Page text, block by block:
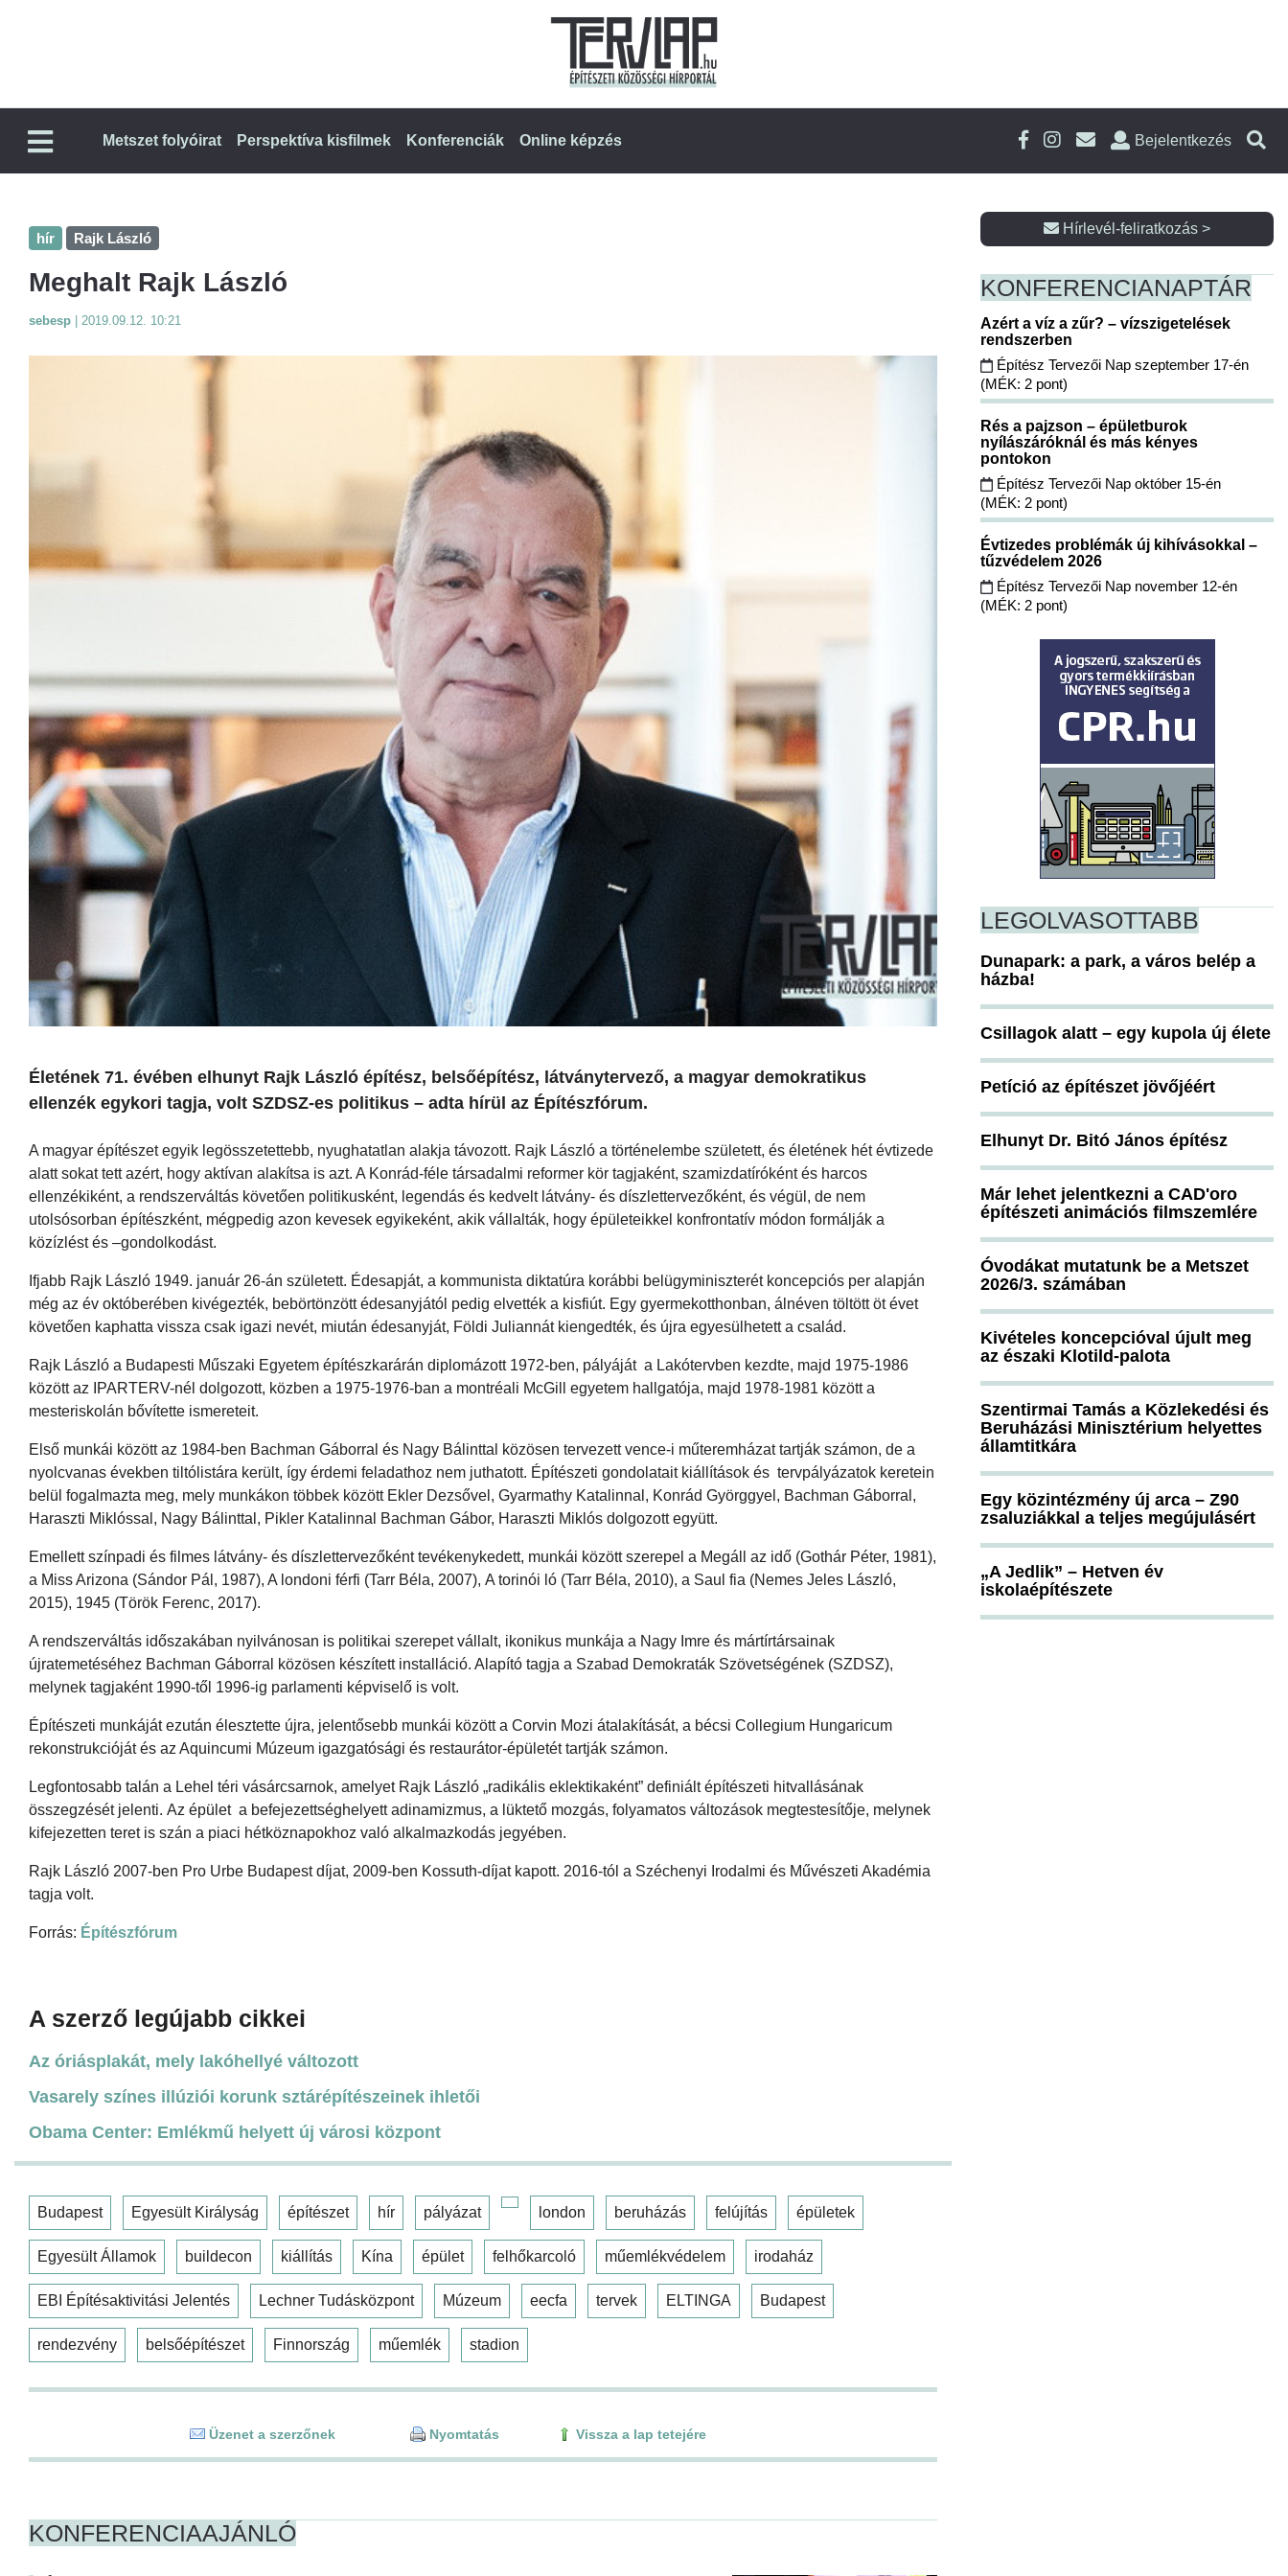
Metszet folyóirat Perspektíva kisfilmek Konferenciák Online képzés Bejelentkezés
hír Rajk László
Meghalt Rajk László
sebesp 2019.09.12. 10:21
Életének 71. évében elhunyt Rajk László építész, belsőépítész, látványtervező, a magyar demokratikus
ellenzék egykori tagja, volt SZDSZ-es politikus – adta hírül az Építészfórum.
A magyar építészet egyik legösszetettebb, nyughatatlan alakja távozott. Rajk László a történelembe született, és életének hét évtizede
alatt sokat tett azért, hogy aktívan alakítsa is azt. A Konrád-féle társadalmi reformer kör tagjaként, szamizdatíróként és harcos
ellenzékiként, a rendszerváltás követően politikusként, legendás és kedvelt látvány- és díszlettervezőként, és végül, de nem
utolsósorban építészként, mégpedig azon kevesek egyikeként, akik vállalták, hogy épületeikkel konfrontatív módon formálják a
közízlést és –gondolkodást.
Ifjabb Rajk László 1949. január 26-án született. Édesapját, a kommunista diktatúra korábbi belügyminiszterét koncepciós per alapján
még az év októberében kivégezték, bebörtönzött édesanyjától pedig elvették a kisfiút. Egy gyermekotthonban, álnéven töltött öt évet
követően kaphatta vissza csak igazi nevét, miután édesanyját, Földi Juliannát kiengedték, és újra egyesülhetett a család.
Rajk László a Budapesti Műszaki Egyetem építészkarárán diplomázott 1972-ben, pályáját a Lakótervben kezdte, majd 1975-1986
között az IPARTERV-nél dolgozott, közben a 1975-1976-ban a montréali McGill egyetem hallgatója, majd 1978-1981 között a
mesteriskolán bővítette ismereteit.
Első munkái között az 1984-ben Bachman Gáborral és Nagy Bálinttal közösen tervezett vence-i műteremházat tartják számon, de a
nyolcvanas években tiltólistára került, így érdemi feladathoz nem juthatott. Építészeti gondolatait kiállítások és tervpályázatok keretein
belül fogalmazta meg, mely munkákon többek között Ekler Dezsővel, Gyarmathy Katalinnal, Konrád Györggyel, Bachman Gáborral,
Haraszti Miklóssal, Nagy Bálinttal, Pikler Katalinnal Bachman Gábor, Haraszti Miklós dolgozott együtt.
Emellett színpadi és filmes látvány- és díszlettervezőként tevékenykedett, munkái között szerepel a Megáll az idő (Gothár Péter, 1981),
a Miss Arizona (Sándor Pál, 1987), A londoni férfi (Tarr Béla, 2007), A torinói ló (Tarr Béla, 2010), a Saul fia (Nemes Jeles László,
2015), 1945 (Török Ferenc, 2017).
A rendszerváltás időszakában nyilvánosan is politikai szerepet vállalt, ikonikus munkája a Nagy Imre és mártírtársainak
újratemetéséhez Bachman Gáborral közösen készített installáció. Alapító tagja a Szabad Demokraták Szövetségének (SZDSZ),
melynek tagjaként 1990-től 1996-ig parlamenti képviselő is volt.
Építészeti munkáját ezután élesztette újra, jelentősebb munkái között a Corvin Mozi átalakítását, a bécsi Collegium Hungaricum
rekonstrukcióját és az Aquincumi Múzeum igazgatósági és restaurátor-épületét tartják számon.
Legfontosabb talán a Lehel téri vásárcsarnok, amelyet Rajk László „radikális eklektikaként” definiált építészeti hitvallásának
összegzését jelenti. Az épület a befejezettséghelyett adinamizmus, a lüktető mozgás, folyamatos változások megtestesítője, melynek
kifejezetten teret is szán a piaci hétköznapokhoz való alkalmazkodás jegyében.
Rajk László 2007-ben Pro Urbe Budapest díjat, 2009-ben Kossuth-díjat kapott. 2016-tól a Széchenyi Irodalmi és Művészeti Akadémia
tagja volt.
Forrás: Építészfórum
A szerző legújabb cikkei
Az óriásplakát, mely lakóhellyé változott
Vasarely színes illúziói korunk sztárépítészeinek ihletői
Obama Center: Emlékmű helyett új városi központ
Budapest Egyesült Királyság építészet hír pályázat london beruházás felújítás épületek
Egyesült Államok buildecon kiállítás Kína épület felhőkarcoló műemlékvédelem irodaház
EBI Építésaktivitási Jelentés Lechner Tudásközpont Múzeum eecfa tervek ELTINGA Budapest
rendezvény belsőépítészet Finnország műemlék stadion
Üzenet a szerzőnek Nyomtatás Vissza a lap tetejére
KONFERENCIAAJÁNLÓ
Hírlevél-feliratkozás >
KONFERENCIANAPTÁR
Azért a víz a zűr? – vízszigetelések
rendszerben
Építész Tervezői Nap szeptember 17-én
(MÉK: 2 pont)
Rés a pajzson – épületburok
nyílászáróknál és más kényes
pontokon
Építész Tervezői Nap október 15-én
(MÉK: 2 pont)
Évtizedes problémák új kihívásokkal –
tűzvédelem 2026
Építész Tervezői Nap november 12-én
(MÉK: 2 pont)
LEGOLVASOTTABB
Dunapark: a park, a város belép a
házba!
Csillagok alatt – egy kupola új élete
Petíció az építészet jövőjéért
Elhunyt Dr. Bitó János építész
Már lehet jelentkezni a CAD'oro
építészeti animációs filmszemlére
Óvodákat mutatunk be a Metszet
2026/3. számában
Kivételes koncepcióval újult meg
az északi Klotild-palota
Szentirmai Tamás a Közlekedési és
Beruházási Minisztérium helyettes
államtitkára
Egy közintézmény új arca – Z90
zsaluziákkal a teljes megújulásért
„A Jedlik” – Hetven év
iskolaépítészete